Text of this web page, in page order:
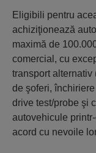
Eligibili pentru
achiziţionează
maximă de
comercial, cu
transport alternativ
de şoferi,
drive test/probe şi
autovehicule
acord cu nevoile